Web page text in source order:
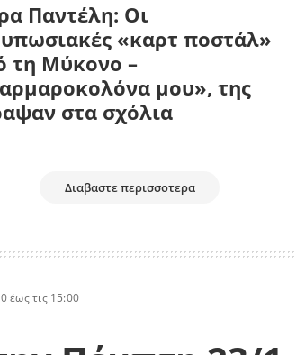
Παντέλη: Οι
«καρτ ποστάλ»
τη Μύκονο –
μου», της
στα σχόλια
Διαβαστε περισσοτερα
έως τις 15:00